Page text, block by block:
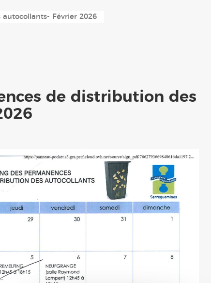
Février 2026
de distribution des